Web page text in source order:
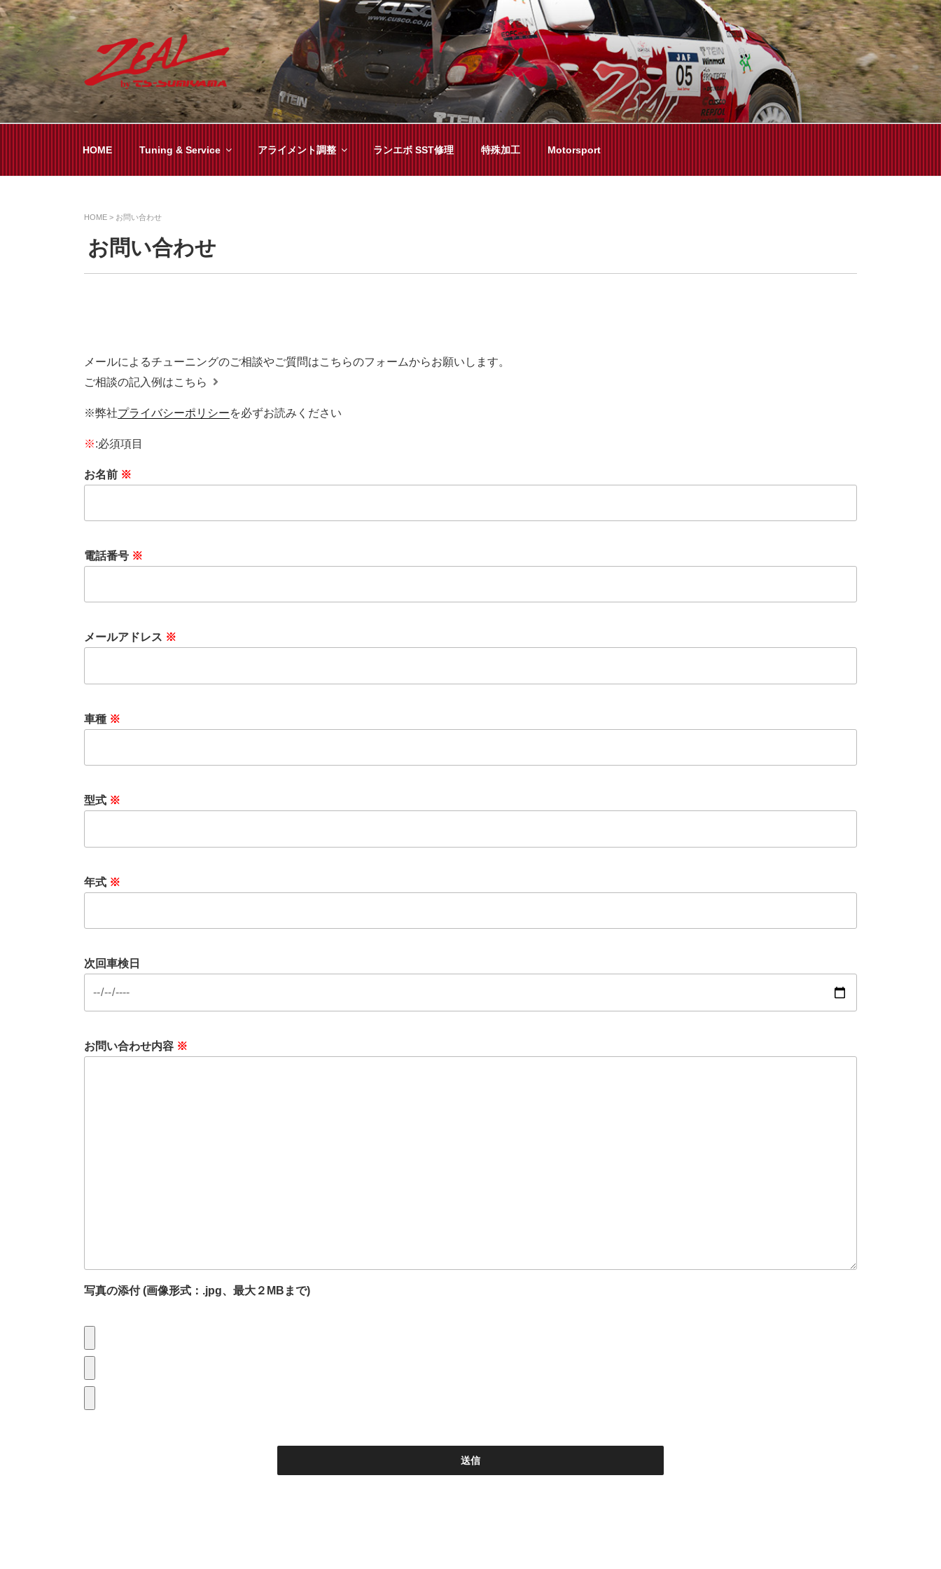
コ
ン
テ
ン
ツ
へ
ス
ZEAL BY TS-SUMIYAMA
オイル交換や車検といった日常メンテから各種チューニングまで、車に関することならジャンルフリーでお任せください!
HOME Tuning & Service アライメント調整 ランエボ SST修理 特殊加工 Motorsport
HOME > お問い合わせ
お問い合わせ
メールによるチューニングのご相談やご質問はこちらのフォームからお願いします。
ご相談の記入例はこちら
※弊社プライバシーポリシーを必ずお読みください
※:必須項目
お名前 ※
電話番号 ※
メールアドレス ※
車種 ※
型式 ※
年式 ※
次回車検日
お問い合わせ内容 ※
写真の添付 (画像形式：.jpg、最大２MBまで)